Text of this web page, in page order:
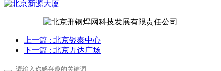
上一篇 : 北京银泰中心
下一篇 : 北京万达广场